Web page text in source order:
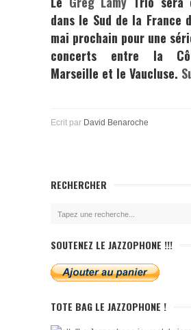
dans le Sud de la France
mai prochain pour une
concerts entre la
Marseille et le Vaucluse.
Ecrit par David Benaroche
RECHERCHER
SOUTENEZ LE JAZZOPHONE !!!
TOTE BAG LE JAZZOPHONE !